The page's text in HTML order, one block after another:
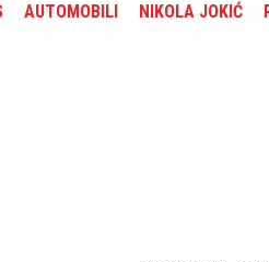
AUTOMOBILI NIKOLA JOKIĆ